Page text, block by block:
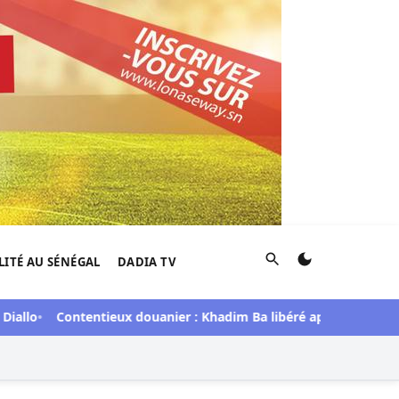
AU SÉNÉGAL DADIA TV Rechercher
Contentieux douanier : Khadim Ba libéré après deux ans de